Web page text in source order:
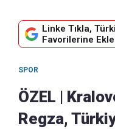
Linke Tıkla,
Favorilerine
SPOR
ÖZEL |
Regza,